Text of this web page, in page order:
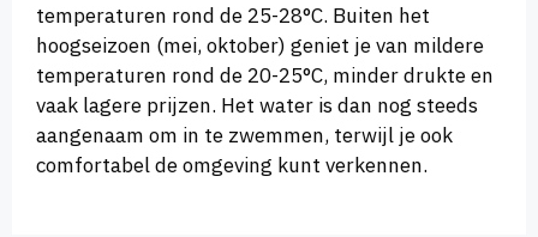
temperaturen rond de 25-28°C. Buiten het
hoogseizoen (mei, oktober) geniet je van mildere
temperaturen rond de 20-25°C, minder drukte en
vaak lagere prijzen. Het water is dan nog steeds
aangenaam om in te zwemmen, terwijl je ook
comfortabel de omgeving kunt verkennen.